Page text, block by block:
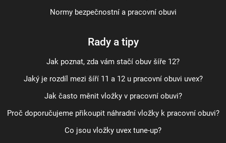
Normy bezpečnostní a pracovní obuvi
Rady a tipy
Jak poznat, zda vám stačí obuv šíře 12?
Jaký je rozdíl mezi šíří 11 a 12 u pracovní obuvi uvex?
Jak často měnit vložky v pracovní obuvi?
Proč doporučujeme přikoupit náhradní vložky k pracovní obuvi?
Co jsou vložky uvex tune-up?